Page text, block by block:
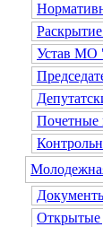
Устав МО
Почетные
Открытые